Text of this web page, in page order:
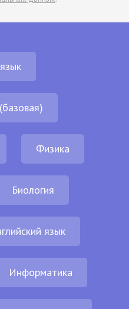
Физика
Биология
язык
Информатика